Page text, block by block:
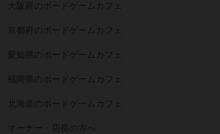
大阪府のボードゲームカフェ
京都府のボードゲームカフェ
愛知県のボードゲームカフェ
福岡県のボードゲームカフェ
北海道のボードゲームカフェ
オーナー・店長の方へ